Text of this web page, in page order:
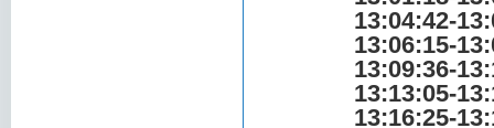
13:04:42-
13:06:15-
13:09:36-
13:13:05-
13:16:25-